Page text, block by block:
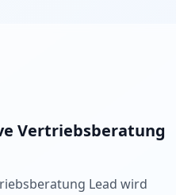
Vertriebsberatung
Lead wird